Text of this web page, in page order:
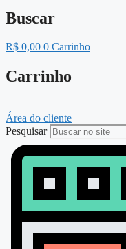
Buscar
R$ 0,00 0 Carrinho
Carrinho
Área do cliente
Pesquisar